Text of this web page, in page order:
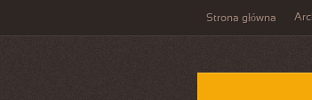
Strona główna